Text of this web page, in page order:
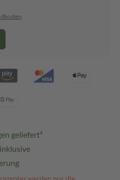
geliefert³
werden nur die